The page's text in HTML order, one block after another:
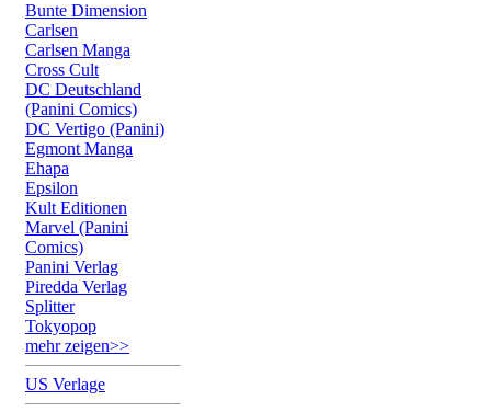
Bunte Dimension
Carlsen
Carlsen Manga
Cross Cult
DC Deutschland
(Panini Comics)
DC Vertigo (Panini)
Egmont Manga
Ehapa
Epsilon
Kult Editionen
Marvel (Panini
Comics)
Panini Verlag
Piredda Verlag
Splitter
Tokyopop
mehr zeigen>>
US Verlage